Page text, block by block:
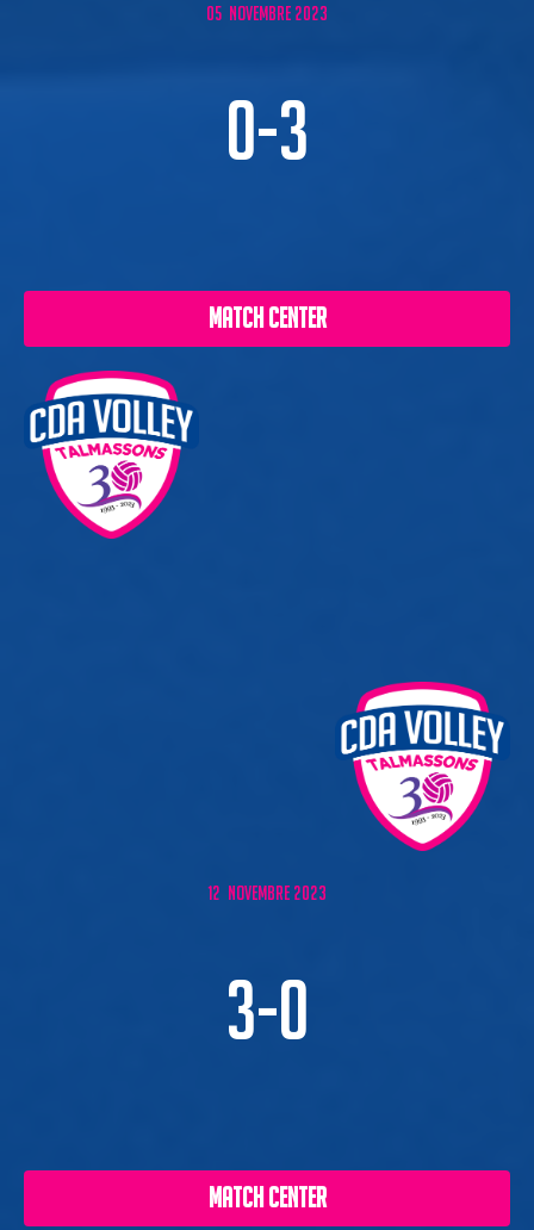
05 NOVEMBRE 2023
0-3
MATCH CENTER
12 NOVEMBRE 2023
3-0
MATCH CENTER